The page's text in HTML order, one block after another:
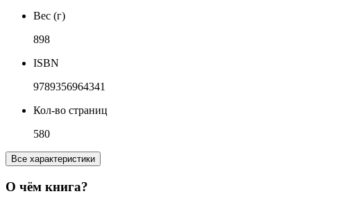
Вес (г)
898
ISBN
9789356964341
Кол-во страниц
580
Все характеристики
О чём книга?